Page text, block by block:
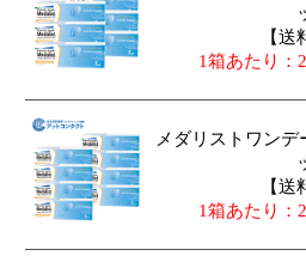
【送
1箱あたり：
メダリストワン
【送
1箱あたり：